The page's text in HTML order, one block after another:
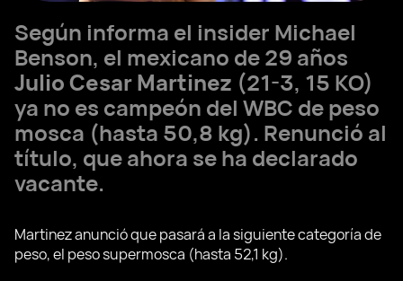
Según informa el insider Michael
Benson, el mexicano de 29 años
Julio Cesar Martinez (21-3, 15 KO)
ya no es campeón del WBC de peso
mosca (hasta 50,8 kg). Renunció al
título, que ahora se ha declarado
vacante.
Martinez anunció que pasará a la siguiente categoría de
peso, el peso supermosca (hasta 52,1 kg).